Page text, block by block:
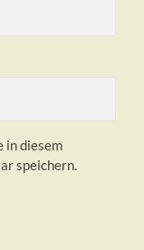
in diesem
speichern.